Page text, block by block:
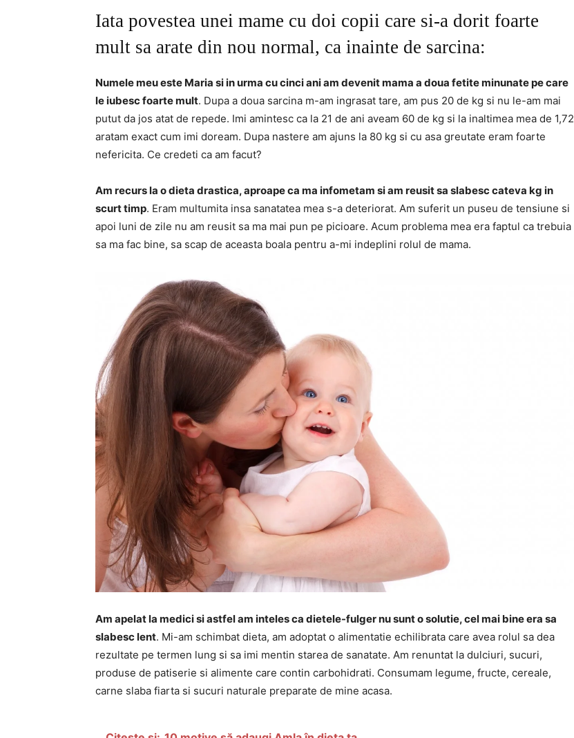
Iata povestea unei mame cu doi copii care si-a dorit foarte
mult sa arate din nou normal, ca inainte de sarcina:
Numele meu este Maria si in urma cu cinci ani am devenit mama a doua fetite minunate pe care
le iubesc foarte mult. Dupa a doua sarcina m-am ingrasat tare, am pus 20 de kg si nu le-am mai
putut da jos atat de repede. Imi amintesc ca la 21 de ani aveam 60 de kg si la inaltimea mea de 1,72
aratam exact cum imi doream. Dupa nastere am ajuns la 80 kg si cu asa greutate eram foarte
nefericita. Ce credeti ca am facut?
Am recurs la o dieta drastica, aproape ca ma infometam si am reusit sa slabesc cateva kg in
scurt timp. Eram multumita insa sanatatea mea s-a deteriorat. Am suferit un puseu de tensiune si
apoi luni de zile nu am reusit sa ma mai pun pe picioare. Acum problema mea era faptul ca trebuia
sa ma fac bine, sa scap de aceasta boala pentru a-mi indeplini rolul de mama.
Am apelat la medici si astfel am inteles ca dietele-fulger nu sunt o solutie, cel mai bine era sa
slabesc lent. Mi-am schimbat dieta, am adoptat o alimentatie echilibrata care avea rolul sa dea
rezultate pe termen lung si sa imi mentin starea de sanatate. Am renuntat la dulciuri, sucuri,
produse de patiserie si alimente care contin carbohidrati. Consumam legume, fructe, cereale,
carne slaba fiarta si sucuri naturale preparate de mine acasa.